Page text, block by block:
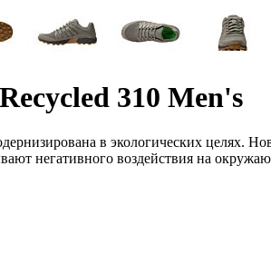
310 Men's
в экологических целях.
негативного воздействия на